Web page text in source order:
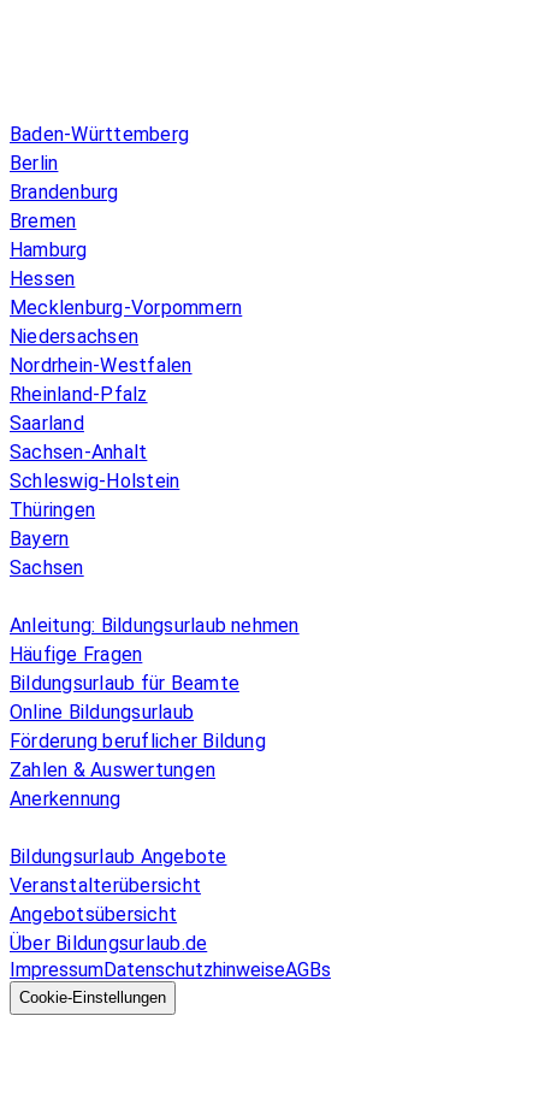
Baden-Württemberg
Berlin
Brandenburg
Bremen
Hamburg
Hessen
Mecklenburg-Vorpommern
Niedersachsen
Nordrhein-Westfalen
Rheinland-Pfalz
Saarland
Sachsen-Anhalt
Schleswig-Holstein
Thüringen
Bayern
Sachsen
Anleitung: Bildungsurlaub nehmen
Häufige Fragen
Bildungsurlaub für Beamte
Online Bildungsurlaub
Förderung beruflicher Bildung
Zahlen & Auswertungen
Anerkennung
Bildungsurlaub Angebote
Veranstalterübersicht
Angebotsübersicht
Über Bildungsurlaub.de
ImpressumDatenschutzhinweiseAGBs
Cookie-Einstellungen